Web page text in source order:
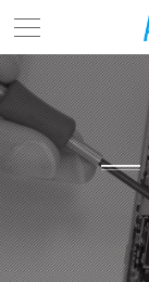
トップ
最新情報とブログ
料金表
よくある質問
店舗情報